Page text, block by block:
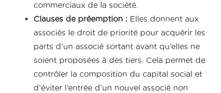
commerciaux de la société.
Clauses de préemption : Elles donnent aux
associés le droit de priorité pour acquérir les
parts d’un associé sortant avant qu’elles ne
soient proposées à des tiers. Cela permet de
contrôler la composition du capital social et
d’éviter l’entrée d’un nouvel associé non